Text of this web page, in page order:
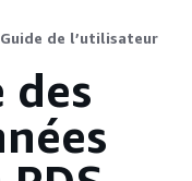
Guide de l’utilisateur